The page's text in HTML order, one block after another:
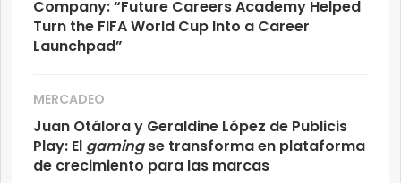
Company: “Future Careers Academy Helped
Turn the FIFA World Cup Into a Career
Launchpad”
MERCADEO
Juan Otálora y Geraldine López de Publicis
Play: El gamingse transforma en plataforma
de crecimiento para las marcas